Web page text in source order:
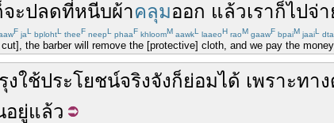
จะปลดที่หนีบผ้าคลุมออก แล้วเราก็ไปจ่า
F jaL bplohtL theeF neepL phaaF khloomM aawkL laaeoH raoM gaawF bpaiM jaaiL
the barber will remove the [protective] cloth, and we pay the
งใช้ประโยชน์จริงจังก็ย่อมได้ เพราะทา
อยู่แล้ว